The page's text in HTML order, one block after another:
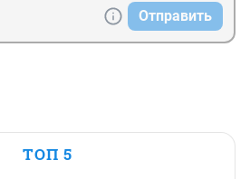
Отправить
ТОП 5